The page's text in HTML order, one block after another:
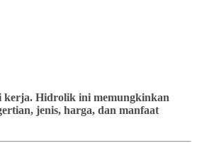
kerja. Hidrolik ini memungkinkan
jenis, harga, dan manfaat